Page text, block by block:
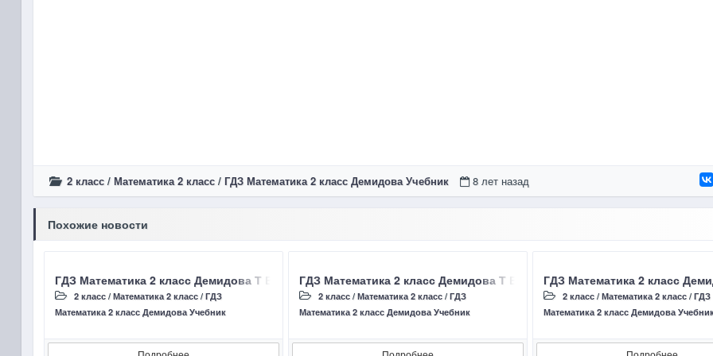
2 класс/ Математика 2 класс/ ГДЗ Математика 2 класс Демидова Учебник 8 лет назад
Похожие новости
ГДЗ Математика 2 класс Демидова Т Е, Козлова С А, Урок 2.9 страница 72 Ответы учебник 2016 года
2 класс/ Математика 2 класс/ ГДЗ
Математика 2 класс Демидова Учебник
ГДЗ Математика 2 класс Демидова Т Е, Козлова С А, Урок 2.5 страница
2 класс/ Математика 2 класс/ ГДЗ
Математика 2 класс Демидова Учебник
ГДЗ Математика 2 класс
2 класс/ Математика 2 класс/ ГДЗ
Математика 2 класс Демидова